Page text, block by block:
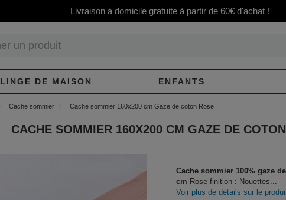
Livraison à domicile gratuite à partir de 60€ d'achat !
LINGE DE MAISON ENFANTS
Cache sommier Cache sommier 160x200 cm Gaze de coton Rose
CACHE SOMMIER 160X200 CM GAZE DE
Cache sommier 100% gaze
cm Rose finition : Nouettes...
Voir plus de détails sur le